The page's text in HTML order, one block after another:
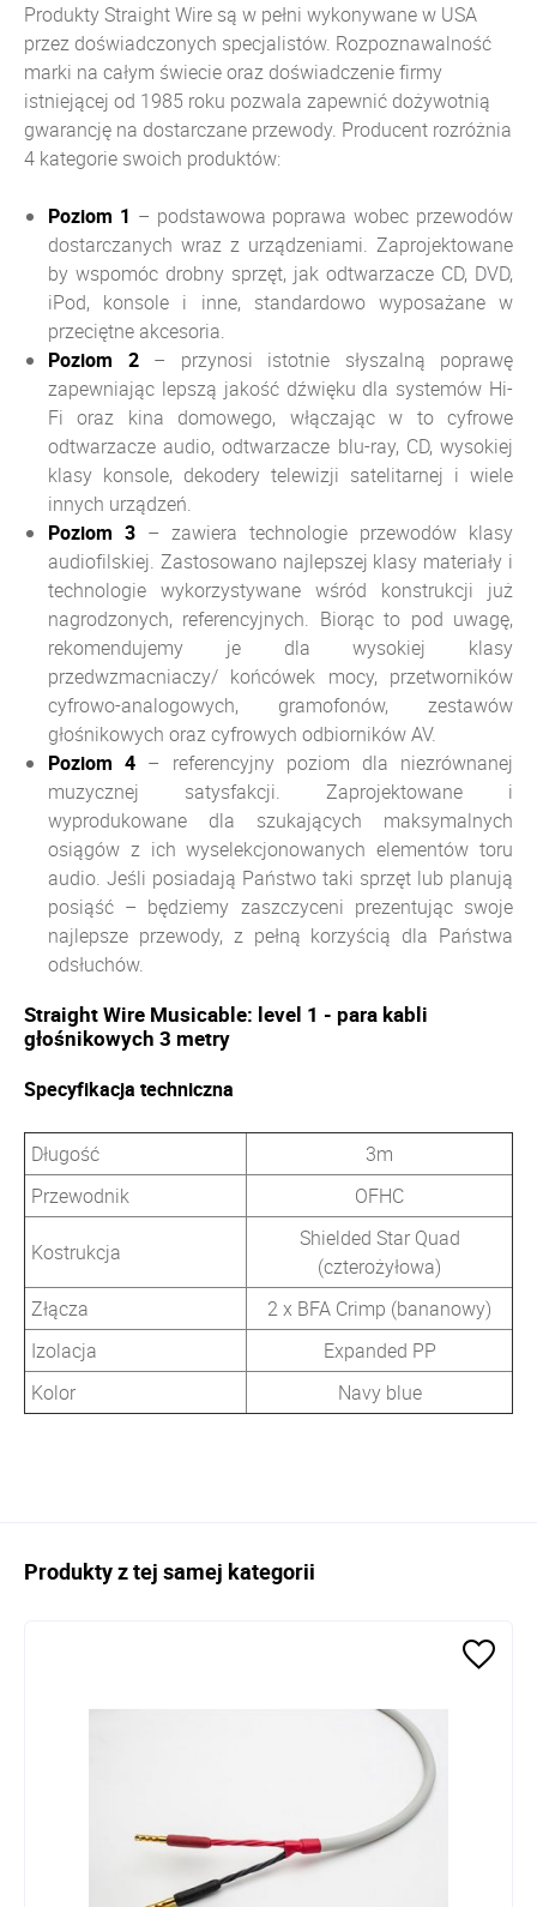
Produkty Straight Wire są w pełni wykonywane w USA
przez doświadczonych specjalistów. Rozpoznawalność
marki na całym świecie oraz doświadczenie firmy
istniejącej od 1985 roku pozwala zapewnić dożywotnią
gwarancję na dostarczane przewody. Producent rozróżnia
4 kategorie swoich produktów:
Poziom 1 – podstawowa poprawa wobec przewodów
dostarczanych wraz z urządzeniami. Zaprojektowane
by wspomóc drobny sprzęt, jak odtwarzacze CD, DVD,
iPod, konsole i inne, standardowo wyposażane w
przeciętne akcesoria.
Poziom 2– przynosi istotnie słyszalną poprawę
zapewniając lepszą jakość dźwięku dla systemów Hi-
Fi oraz kina domowego, włączając w to cyfrowe
odtwarzacze audio, odtwarzacze blu-ray, CD, wysokiej
klasy konsole, dekodery telewizji satelitarnej i wiele
innych urządzeń.
Poziom 3 – zawiera technologie przewodów klasy
audiofilskiej. Zastosowano najlepszej klasy materiały i
technologie wykorzystywane wśród konstrukcji już
nagrodzonych, referencyjnych. Biorąc to pod uwagę,
rekomendujemy je dla wysokiej klasy
przedwzmacniaczy/ końcówek mocy, przetworników
cyfrowo-analogowych, gramofonów, zestawów
głośnikowych oraz cyfrowych odbiorników AV.
Poziom 4 – referencyjny poziom dla niezrównanej
muzycznej satysfakcji. Zaprojektowane i
wyprodukowane dla szukających maksymalnych
osiągów z ich wyselekcjonowanych elementów toru
audio. Jeśli posiadają Państwo taki sprzęt lub planują
posiąść – będziemy zaszczyceni prezentując swoje
najlepsze przewody, z pełną korzyścią dla Państwa
odsłuchów.
Straight Wire Musicable: level 1 - para kabli
głośnikowych 3 metry
Specyfikacja techniczna
Długość
3m
Przewodnik
OFHC
Kostrukcja
Shielded Star Quad
(czterożyłowa)
Złącza
2 x BFA Crimp (bananowy)
Izolacja
Expanded PP
Kolor
Navy blue
Produkty z tej samej kategorii